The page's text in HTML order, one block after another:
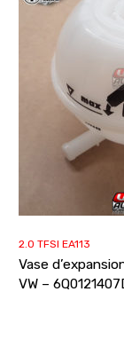
2.0 TFSI EA113
Vase
VW –